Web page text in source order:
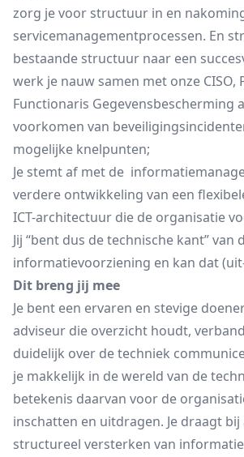
zorg je voor structuur in en
servicemanagementprocessen. En
bestaande structuur naar een
werk je nauw samen met onze CISO,
Functionaris Gegevensbescherming
voorkomen van
mogelijke knelpunten;
Je stemt af met de
verdere ontwikkeling van een
ICT-architectuur die de organisatie
Jij “bent dus de technische kant” van
informatievoorziening en kan dat
Dit breng jij mee
Je bent een ervaren en stevige
adviseur die overzicht houdt,
duidelijk over de techniek
je makkelijk in de wereld van de
betekenis daarvan voor de
inschatten en uitdragen. Je draagt bij
structureel versterken van